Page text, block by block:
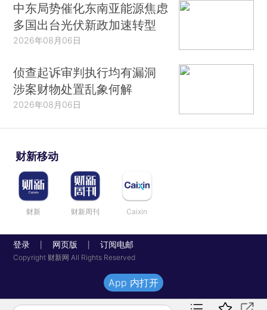
中东局势催化东南亚能源焦虑
多国出台光伏新政加速转型
2026年08月06日
侦查起诉审判执行均有漏洞
涉案财物处置乱象何解
2026年08月06日
财新移动
财新 财新周刊 Caixin
登录 网页版 订阅电邮
Copyright 财新网 All Rights Reserved
App 内打开